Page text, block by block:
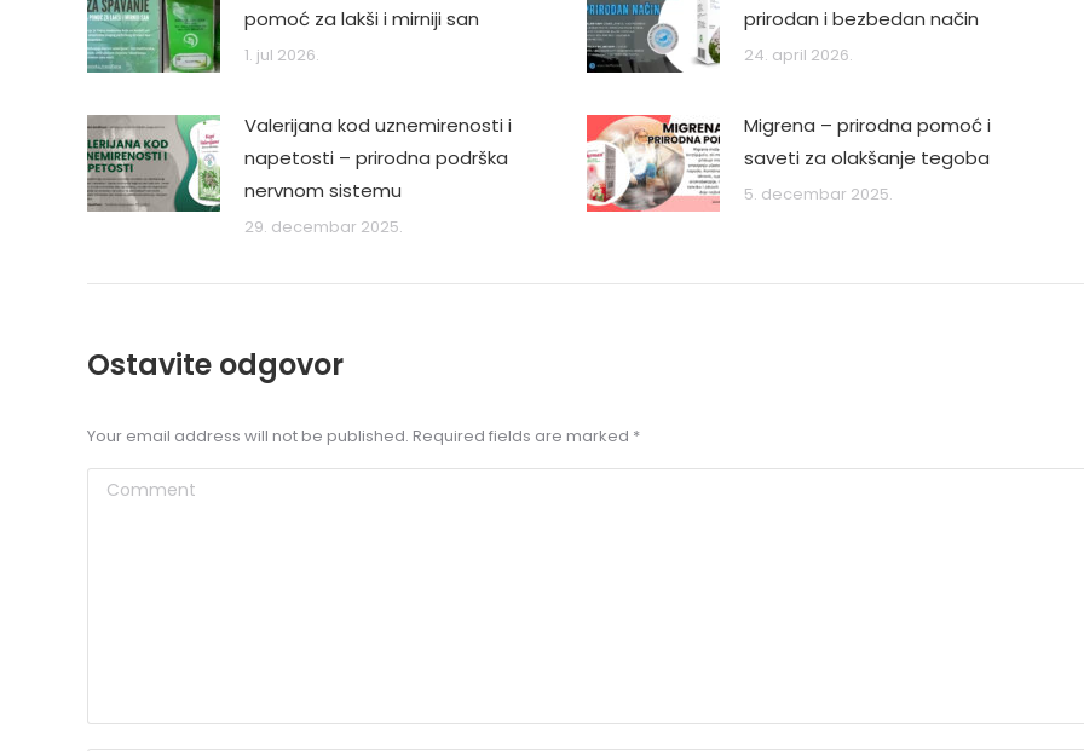
pomoć za lakši i mirniji san
1. jul 2026.
prirodan i bezbedan način
24. april 2026.
Valerijana kod uznemirenosti i
napetosti – prirodna podrška
nervnom sistemu
29. decembar 2025.
Migrena – prirodna pomoć i
saveti za olakšanje tegoba
5. decembar 2025.
Ostavite odgovor
Your email address will not be published. Required fields are marked *
Comment